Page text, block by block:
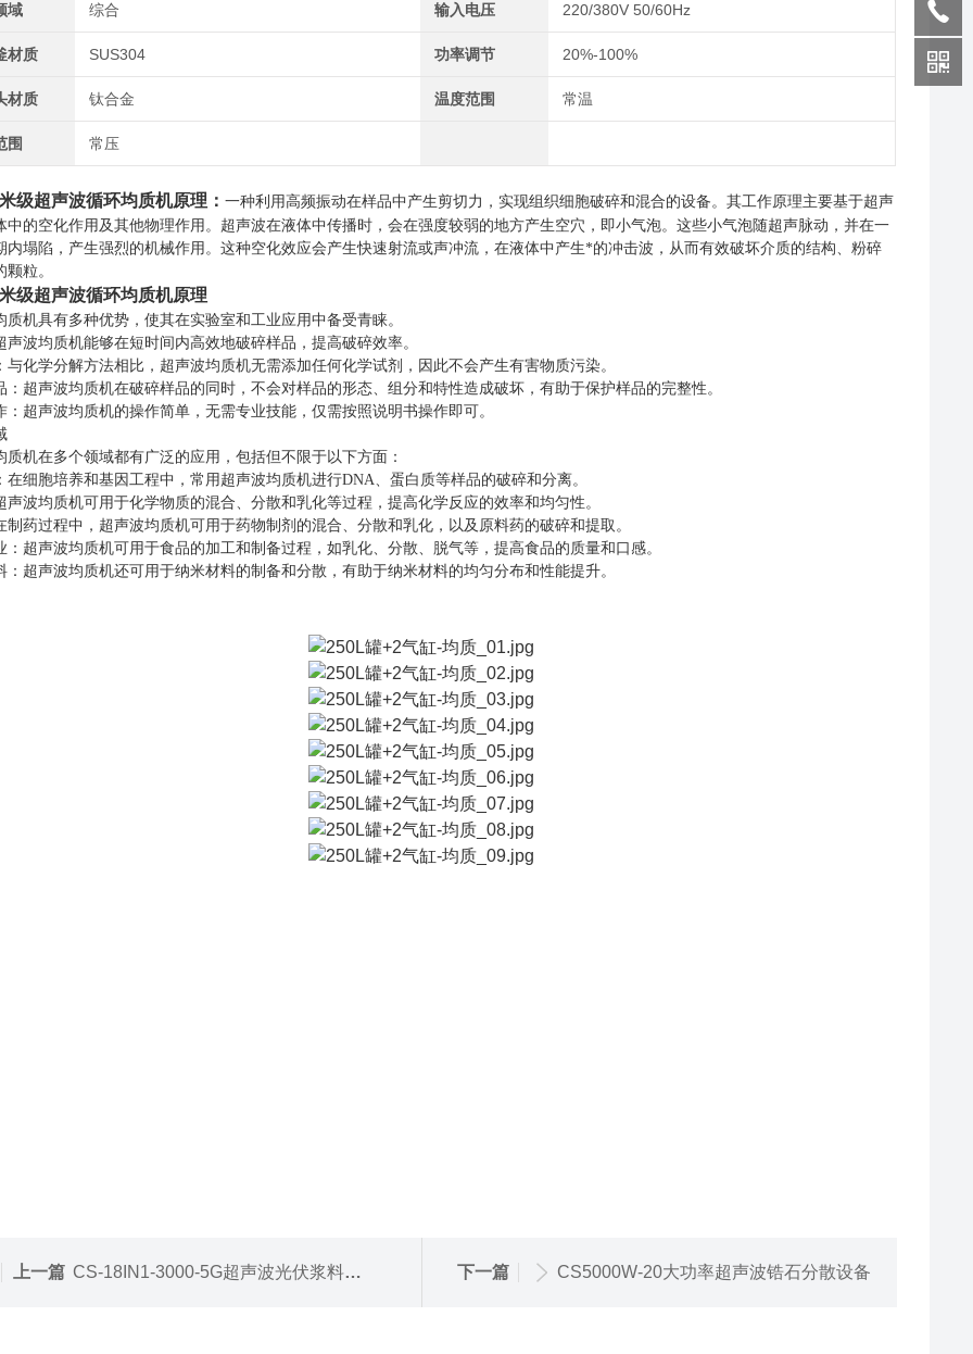
域 综合 输入电压 220/380V 50/60Hz
材质 SUS304 功率调节 20%-100%
材质 钛合金 温度范围 常温
围 常压
级超声波循环均质机原理： 一种利用高频振动在样品中产生剪切力，实现组织细胞破碎和混合的设备。其工作原理主要基于超声
中的空化作用及其他物理作用。 超声波在液体中传播时，会在强度较弱的地方产生空穴，即小气泡。这些小气泡随超声脉动，并在一
内塌陷，产生强烈的机械作用。这种空化效应会产生快速射流或声冲流，在液体中产生*的冲击波，从而有效破坏介质的结构、粉碎
粒。
级超声波循环均质机原理
质机具有多种优势，使其在实验室和工业应用中备受青睐。
声波均质机能够在短时间内高效地破碎样品，提高破碎效率。
与化学分解方法相比，超声波均质机无需添加任何化学试剂，因此不会产生有害物质污染。
：超声波均质机在破碎样品的同时，不会对样品的形态、组分和特性造成破坏，有助于保护样品的完整性。
：超声波均质机的操作简单，无需专业技能，仅需按照说明书操作即可。
质机在多个领域都有广泛的应用，包括但不限于以下方面：
在细胞培养和基因工程中，常用超声波均质机进行DNA、蛋白质等样品的破碎和分离。
声波均质机可用于化学物质的混合、分散和乳化等过程，提高化学反应的效率和均匀性。
制药过程中，超声波均质机可用于药物制剂的混合、分散和乳化，以及原料药的破碎和提取。
：超声波均质机可用于食品的加工和制备过程，如乳化、分散、脱气等，提高食品的质量和口感。
：超声波均质机还可用于纳米材料的制备和分散，有助于纳米材料的均匀分布和性能提升。
上一篇 CS-18IN1-3000-5G超声波光伏浆料分散处理系统 下一篇 CS5000W-20大功率超声波锆石分散设备